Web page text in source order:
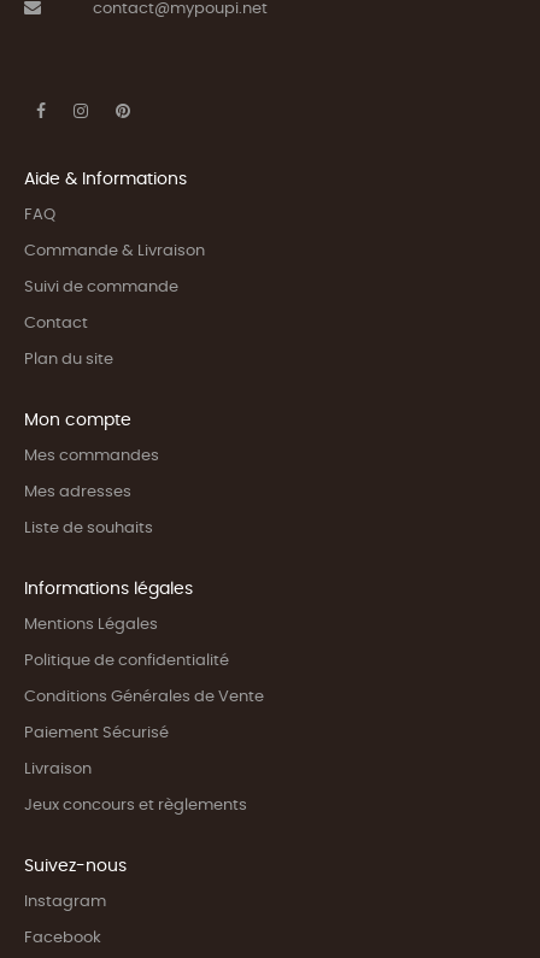
contact@mypoupi.net
Aide & Informations
FAQ
Commande & Livraison
Suivi de commande
Contact
Plan du site
Mon compte
Mes commandes
Mes adresses
Liste de souhaits
Informations légales
Mentions Légales
Politique de confidentialité
Conditions Générales de Vente
Paiement Sécurisé
Livraison
Jeux concours et règlements
Suivez-nous
Instagram
Facebook